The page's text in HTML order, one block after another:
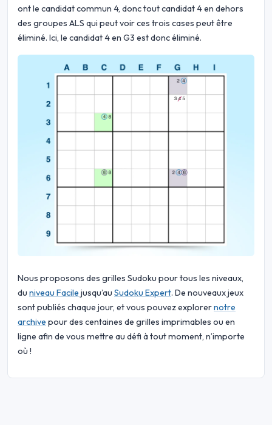
ont le candidat commun 4, donc tout candidat 4 en dehors
des groupes ALS qui peut voir ces trois cases peut être
éliminé. Ici, le candidat 4 en G3 est donc éliminé.
Nous proposons des grilles Sudoku pour tous les niveaux,
du niveau Facile jusqu’au Sudoku Expert. De nouveaux jeux
sont publiés chaque jour, et vous pouvez explorernotre
archive pour des centaines de grilles imprimables ou en
ligne afin de vous mettre au défi à tout moment, n’importe
où !